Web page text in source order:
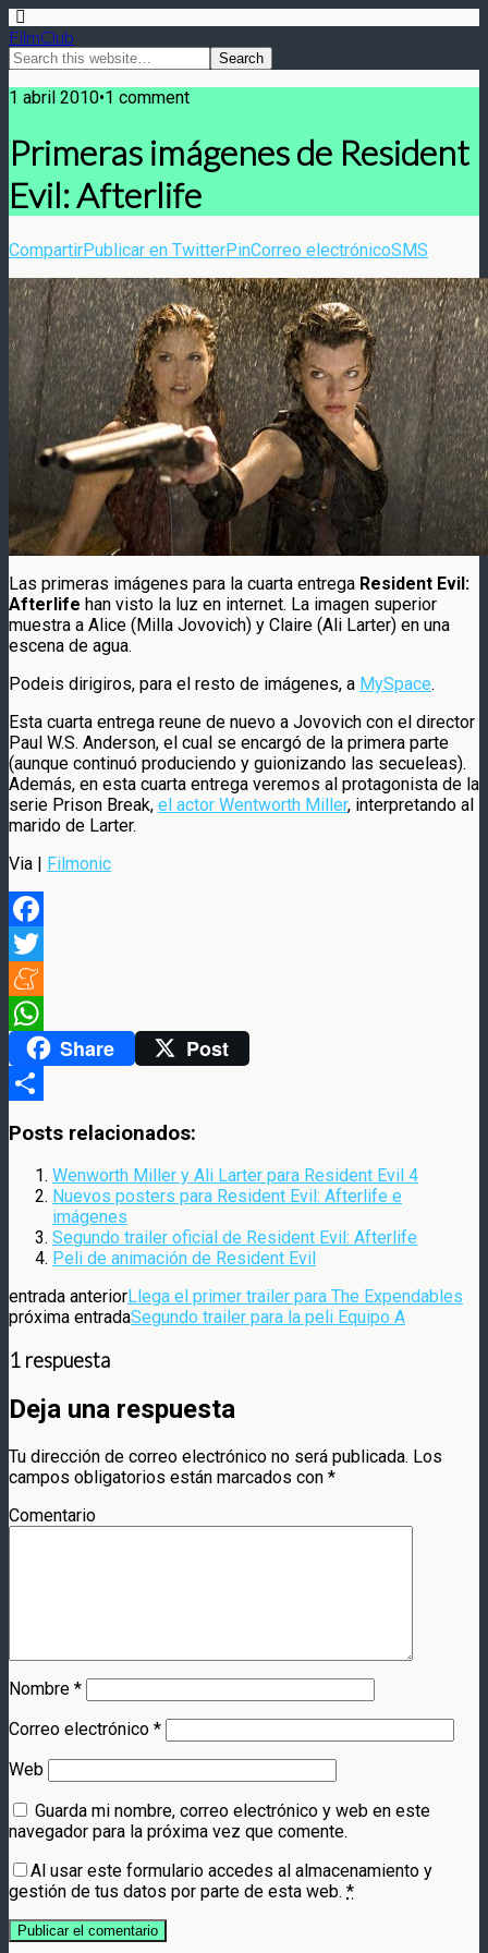
FilmClub
1 abril 2010•1 comment
Primeras imágenes de Resident
Evil: Afterlife
CompartirPublicar en TwitterPinCorreo electrónicoSMS
Las primeras imágenes para la cuarta entrega Resident Evil:
Afterlife han visto la luz en internet. La imagen superior
muestra a Alice (Milla Jovovich) y Claire (Ali Larter) en una
escena de agua.
Podeis dirigiros, para el resto de imágenes, a MySpace.
Esta cuarta entrega reune de nuevo a Jovovich con el director
Paul W.S. Anderson, el cual se encargó de la primera parte
(aunque continuó produciendo y guionizando las secueleas).
Además, en esta cuarta entrega veremos al protagonista de la
serie Prison Break, el actor Wentworth Miller, interpretando al
marido de Larter.
Via | Filmonic
Facebook
Twitter
Meneame
WhatsAppShare Post
Posts relacionados:
Wenworth Miller y Ali Larter para Resident Evil 4
Nuevos posters para Resident Evil: Afterlife e
imágenes
Segundo trailer oficial de Resident Evil: Afterlife
Peli de animación de Resident Evil
entrada anteriorLlega el primer trailer para The Expendables
próxima entradaSegundo trailer para la peli Equipo A
1 respuesta
Deja una respuesta
Tu dirección de correo electrónico no será publicada. Los
campos obligatorios están marcados con *
Comentario
Nombre *
Correo electrónico *
Web
Guarda mi nombre, correo electrónico y web en este
navegador para la próxima vez que comente.
Al usar este formulario accedes al almacenamiento y
gestión de tus datos por parte de esta web. *